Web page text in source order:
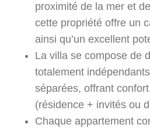
proximité de la mer et
cette propriété offre un
ainsi qu’un excellent
La villa se compose de
totalement
séparées, offrant
(résidence + invités ou
Chaque appartement